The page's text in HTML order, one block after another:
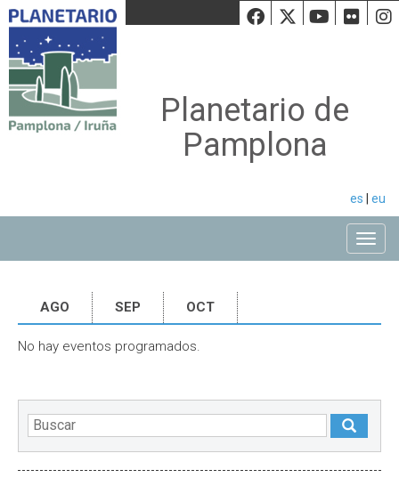
Facebook
Twiiter
Planetario de
Pamplona
es eu
AGO SEP OCT
No hay eventos programados.